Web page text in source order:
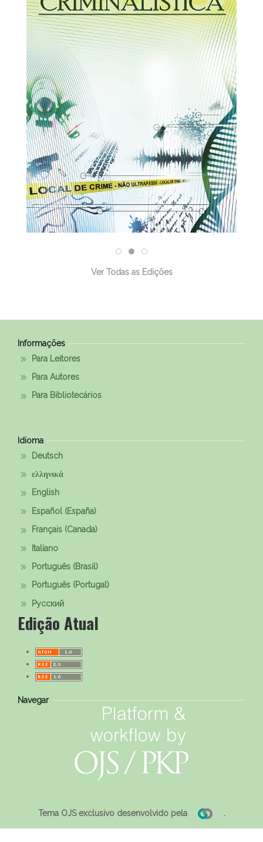
Ver Todas as Edições
Informações
Para Leitores
Para Autores
Para Bibliotecários
Idioma
Deutsch
ελληνικά
English
Español (España)
Français (Canada)
Italiano
Português (Brasil)
Português (Portugal)
Русский
Edição Atual
Navegar
Tema OJS exclusivo desenvolvido pela .